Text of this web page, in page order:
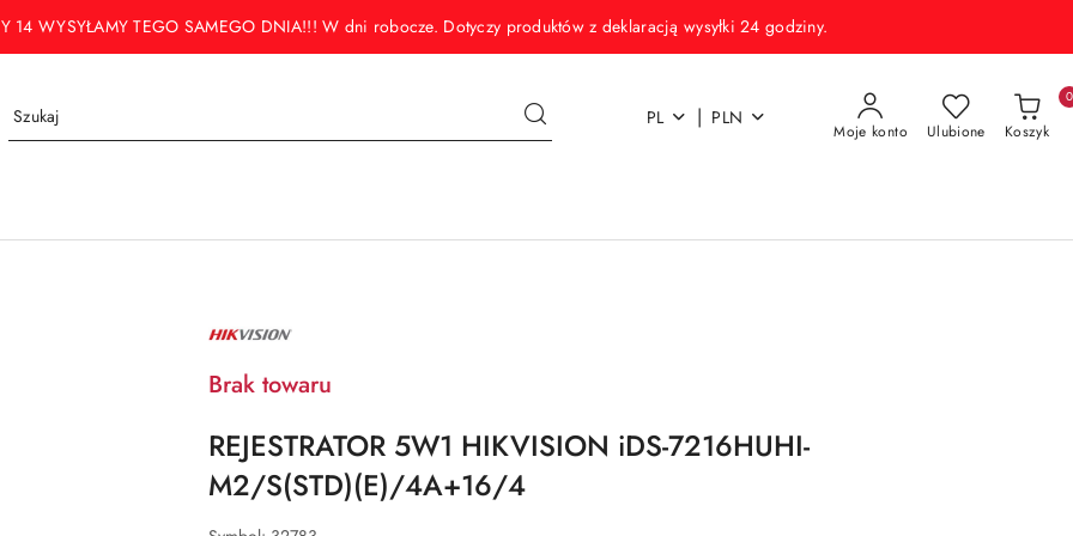
14 WYSYŁAMY TEGO SAMEGO DNIA!!! W dni robocze. Dotyczy produktów z deklaracją wysyłki 24 godziny.
PL | PLN
Moje konto Ulubione Koszyk
0
NAZWA
PRODUCENTA:
Brak towaru
REJESTRATOR 5W1 HIKVISION iDS-7216HUHI-
M2/S(STD)(E)/4A+16/4